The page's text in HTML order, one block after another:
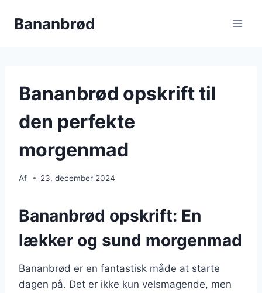
Bananbrød
Bananbrød opskrift til
den perfekte
morgenmad
Af 23. december 2024
Bananbrød opskrift: En
lækker og sund morgenmad
Bananbrød er en fantastisk måde at starte
dagen på. Det er ikke kun velsmagende, men